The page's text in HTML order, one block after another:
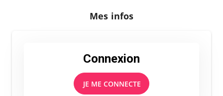
Mes infos
Connexion
JE ME CONNECTE